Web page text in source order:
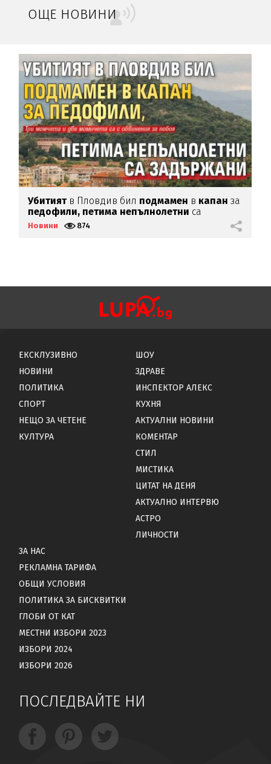
ОЩЕ НОВИНИ
Убитиятв Пловдив бил подмамен в капан за
педофили, петима непълнолетни са
задържани
Новини 874
ЕКСКЛУЗИВНО
НОВИНИ
ПОЛИТИКА
СПОРТ
НЕЩО ЗА ЧЕТЕНЕ
КУЛТУРА
ШОУ
ЗДРАВЕ
ИНСПЕКТОР АЛЕКС
КУХНЯ
АКТУАЛНИ НОВИНИ
КОМЕНТАР
СТИЛ
МИСТИКА
ЦИТАТ НА ДЕНЯ
АКТУАЛНО ИНТЕРВЮ
АСТРО
ЛИЧНОСТИ
ЗА НАС
РЕКЛАМНА ТАРИФА
ОБЩИ УСЛОВИЯ
ПОЛИТИКА ЗА БИСКВИТКИ
ГЛОБИ ОТ КАТ
МЕСТНИ ИЗБОРИ 2023
ИЗБОРИ 2024
ИЗБОРИ 2026
ПОСЛЕДВАЙТЕ НИ